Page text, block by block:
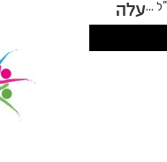
עלה...